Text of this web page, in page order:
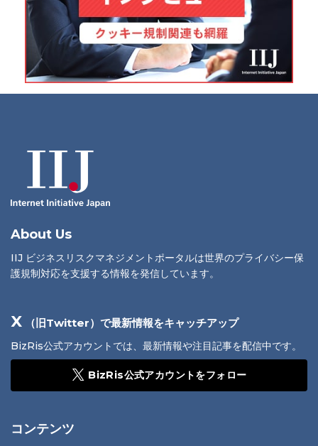
About Us
IIJ ビジネスリスクマネジメントポータルは世界のプライバシー保
護規制対応を支援する情報を発信しています。
X （旧Twitter）で最新情報をキャッチアップ
BizRis公式アカウントでは、最新情報や注目記事を配信中です。
BizRis公式アカウントをフォロー
コンテンツ